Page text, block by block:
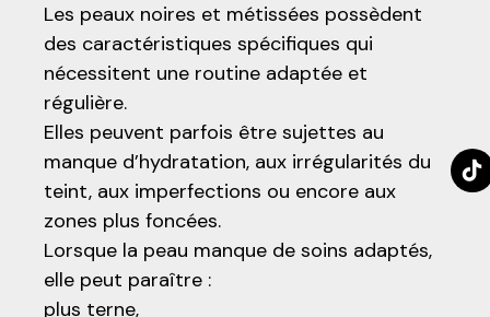
Les peaux noires et métissées possèdent
des caractéristiques spécifiques qui
nécessitent une routine adaptée et
régulière.
Elles peuvent parfois être sujettes au
manque d’hydratation, aux irrégularités du
teint, aux imperfections ou encore aux
zones plus foncées.
Lorsque la peau manque de soins adaptés,
elle peut paraître :
plus terne,